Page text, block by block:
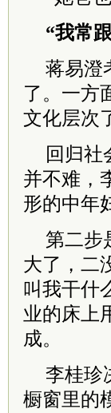
“我常
蒋易澄
了。一方
文化层次
回归社
并不难，
形的中年
第二步
大了，二
叫我干什
业的床上
成。
李桂珍
橱窗里的